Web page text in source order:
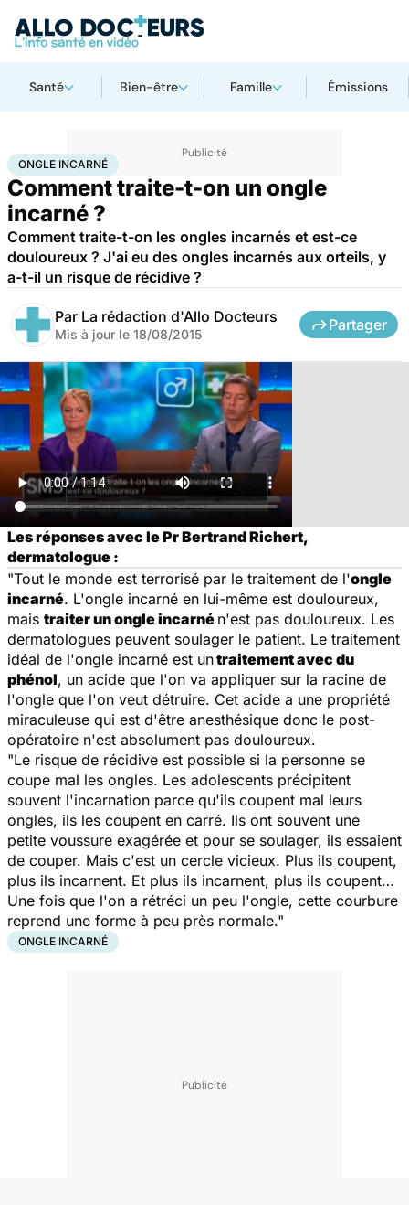
Santé Bien-être Famille Émissions
AccueilSantéOngle incarné
ONGLE INCARNÉ
Comment traite-t-on un ongle
incarné ?
Comment traite-t-on les ongles incarnés et est-ce
douloureux ? J'ai eu des ongles incarnés aux orteils, y
a-t-il un risque de récidive ?
Par La rédaction d'Allo Docteurs
Mis à jour le 18/08/2015
Partager
Les réponses avec le Pr Bertrand Richert,
dermatologue :
"Tout le monde est terrorisé par le traitement de l'ongle
incarné. L'ongle incarné en lui-même est douloureux,
mais traiter un ongle incarné n'est pas douloureux. Les
dermatologues peuvent soulager le patient. Le traitement
idéal de l'ongle incarné est untraitement avec du
phénol, un acide que l'on va appliquer sur la racine de
l'ongle que l'on veut détruire. Cet acide a une propriété
miraculeuse qui est d'être anesthésique donc le post-
opératoire n'est absolument pas douloureux.
"Le risque de récidive est possible si la personne se
coupe mal les ongles. Les adolescents précipitent
souvent l'incarnation parce qu'ils coupent mal leurs
ongles, ils les coupent en carré. Ils ont souvent une
petite voussure exagérée et pour se soulager, ils essaient
de couper. Mais c'est un cercle vicieux. Plus ils coupent,
plus ils incarnent. Et plus ils incarnent, plus ils coupent…
Une fois que l'on a rétréci un peu l'ongle, cette courbure
reprend une forme à peu près normale."
ONGLE INCARNÉ